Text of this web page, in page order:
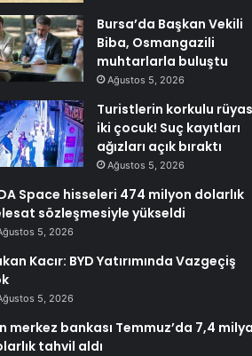
Bursa’da Başkan Vekili
Biba, Osmangazili
muhtarlarla buluştu
Ağustos 5, 2026
Turistlerin korkulu
iki çocuk! Suç kayıtları
ağızları açık bıraktı
Ağustos 5, 2026
Space hisseleri 474 milyon dolarlık
sözleşmesiyle yükseldi
5, 2026
Kacır: BYD Yatırımında Vazgeçiş
5, 2026
merkez bankası Temmuz’da 7,4
tahvil aldı